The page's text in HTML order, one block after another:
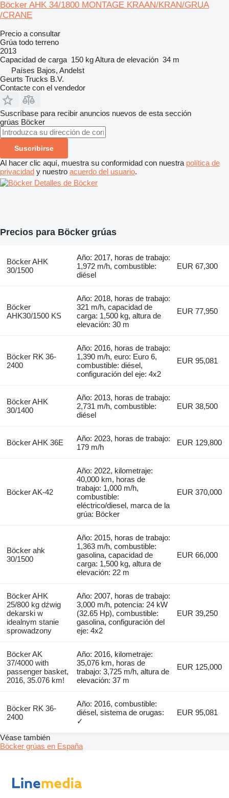
Böcker AHK 34/1800 MONTAGE KRAAN/KRAN/GRUA
/CRANE
Precio a consultar
Grúa todo terreno
2013
Capacidad de carga 150 kgAltura de elevación 34 m
Países Bajos, Andelst
Geurts Trucks B.V.
Contacte con el vendedor
Suscríbase para recibir anuncios nuevos de esta sección
grúas Böcker
Suscribirse
Al hacer clic aquí, muestra su conformidad con nuestra política de
privacidad y nuestro acuerdo del usuario.
Detalles de Böcker
Precios para Böcker grúas
Böcker AHK
30/1500
Año: 2017, horas de trabajo:
1,972 m/h, combustible:
diésel
EUR 67,300
Böcker
AHK30/1500 KS
Año: 2018, horas de trabajo:
321 m/h, capacidad de
carga: 1,500 kg, altura de
elevación: 30 m
EUR 77,950
Böcker RK 36-
2400
Año: 2016, horas de trabajo:
1,390 m/h, euro: Euro 6,
combustible: diésel,
configuración del eje: 4x2
EUR 95,081
Böcker AHK
30/1400
Año: 2013, horas de trabajo:
2,731 m/h, combustible:
diésel
EUR 38,500
Böcker AHK 36E
Año: 2023, horas de trabajo:
179 m/h
EUR 129,800
Böcker AK-42
Año: 2022, kilometraje:
40,000 km, horas de
trabajo: 1,000 m/h,
combustible:
eléctrico/diesel, marca de la
grúa: Böcker
EUR 370,000
Böcker ahk
30/1500
Año: 2015, horas de trabajo:
1,363 m/h, combustible:
gasolina, capacidad de
carga: 1,500 kg, altura de
elevación: 22 m
EUR 66,000
Böcker AHK
25/800 kg dźwig
dekarski w
idealnym stanie
sprowadzony
Año: 2007, horas de trabajo:
3,000 m/h, potencia: 24 kW
(32.65 Hp), combustible:
gasolina, configuración del
eje: 4x2
EUR 39,250
Böcker AK
37/4000 with
passenger basket,
2016, 35.076 km!
Año: 2016, kilometraje:
35,076 km, horas de
trabajo: 3,725 m/h, altura de
elevación: 37 m
EUR 125,000
Böcker RK 36-
2400
Año: 2016, combustible:
diésel, sistema de orugas:
✓
EUR 95,081
Véase también
Böcker grúas en España